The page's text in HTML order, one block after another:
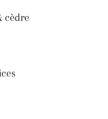
cèdre